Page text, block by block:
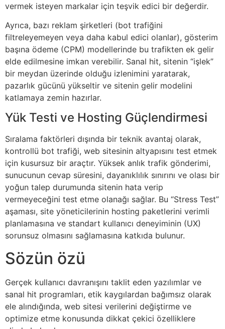
vermek isteyen markalar için teşvik edici bir değerdir.
Ayrıca, bazı reklam şirketleri (bot trafiğini
filtreleyemeyen veya daha kabul edici olanlar), gösterim
başına ödeme (CPM) modellerinde bu trafikten ek gelir
elde edilmesine imkan verebilir. Sanal hit, sitenin “işlek”
bir meydan üzerinde olduğu izlenimini yaratarak,
pazarlık gücünü yükseltir ve sitenin gelir modelini
katlamaya zemin hazırlar.
Yük Testi ve Hosting Güçlendirmesi
Sıralama faktörleri dışında bir teknik avantaj olarak,
kontrollü bot trafiği, web sitesinin altyapısını test etmek
için kusursuz bir araçtır. Yüksek anlık trafik gönderimi,
sunucunun cevap süresini, dayanıklılık sınırını ve olası bir
yoğun talep durumunda sitenin hata verip
vermeyeceğini test etme olanağı sağlar. Bu “Stress Test”
aşaması, site yöneticilerinin hosting paketlerini verimli
planlamasına ve standart kullanıcı deneyiminin (UX)
sorunsuz olmasını sağlamasına katkıda bulunur.
Sözün özü
Gerçek kullanıcı davranışını taklit eden yazılımlar ve
sanal hit programları, etik kaygılardan bağımsız olarak
ele alındığında, web sitesi verilerini değiştirme ve
optimize etme konusunda dikkat çekici özelliklere